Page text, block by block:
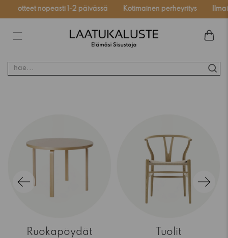
nopeasti 1-2 päivässä Kotimainen perheyritys
hae...
Ruokapöydät Tuolit